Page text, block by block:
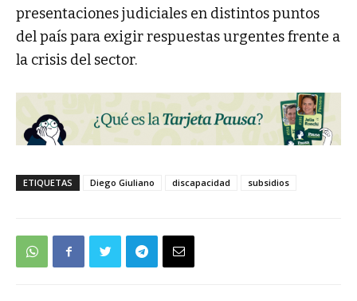
presentaciones judiciales en distintos puntos
del país para exigir respuestas urgentes frente a
la crisis del sector.
ETIQUETAS Diego Giuliano discapacidad subsidios